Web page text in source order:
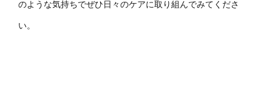
のような気持ちでぜひ日々のケアに取り組んでみてくださ
い。